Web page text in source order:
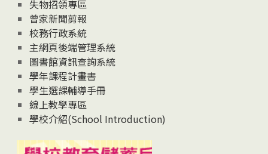
失物招領專區
曾家新聞剪報
校務行政系統
主網頁後端管理系統
圖書館資訊查詢系統
學年課程計畫書
學生選課輔導手冊
線上教學專區
學校介紹(School Introduction)